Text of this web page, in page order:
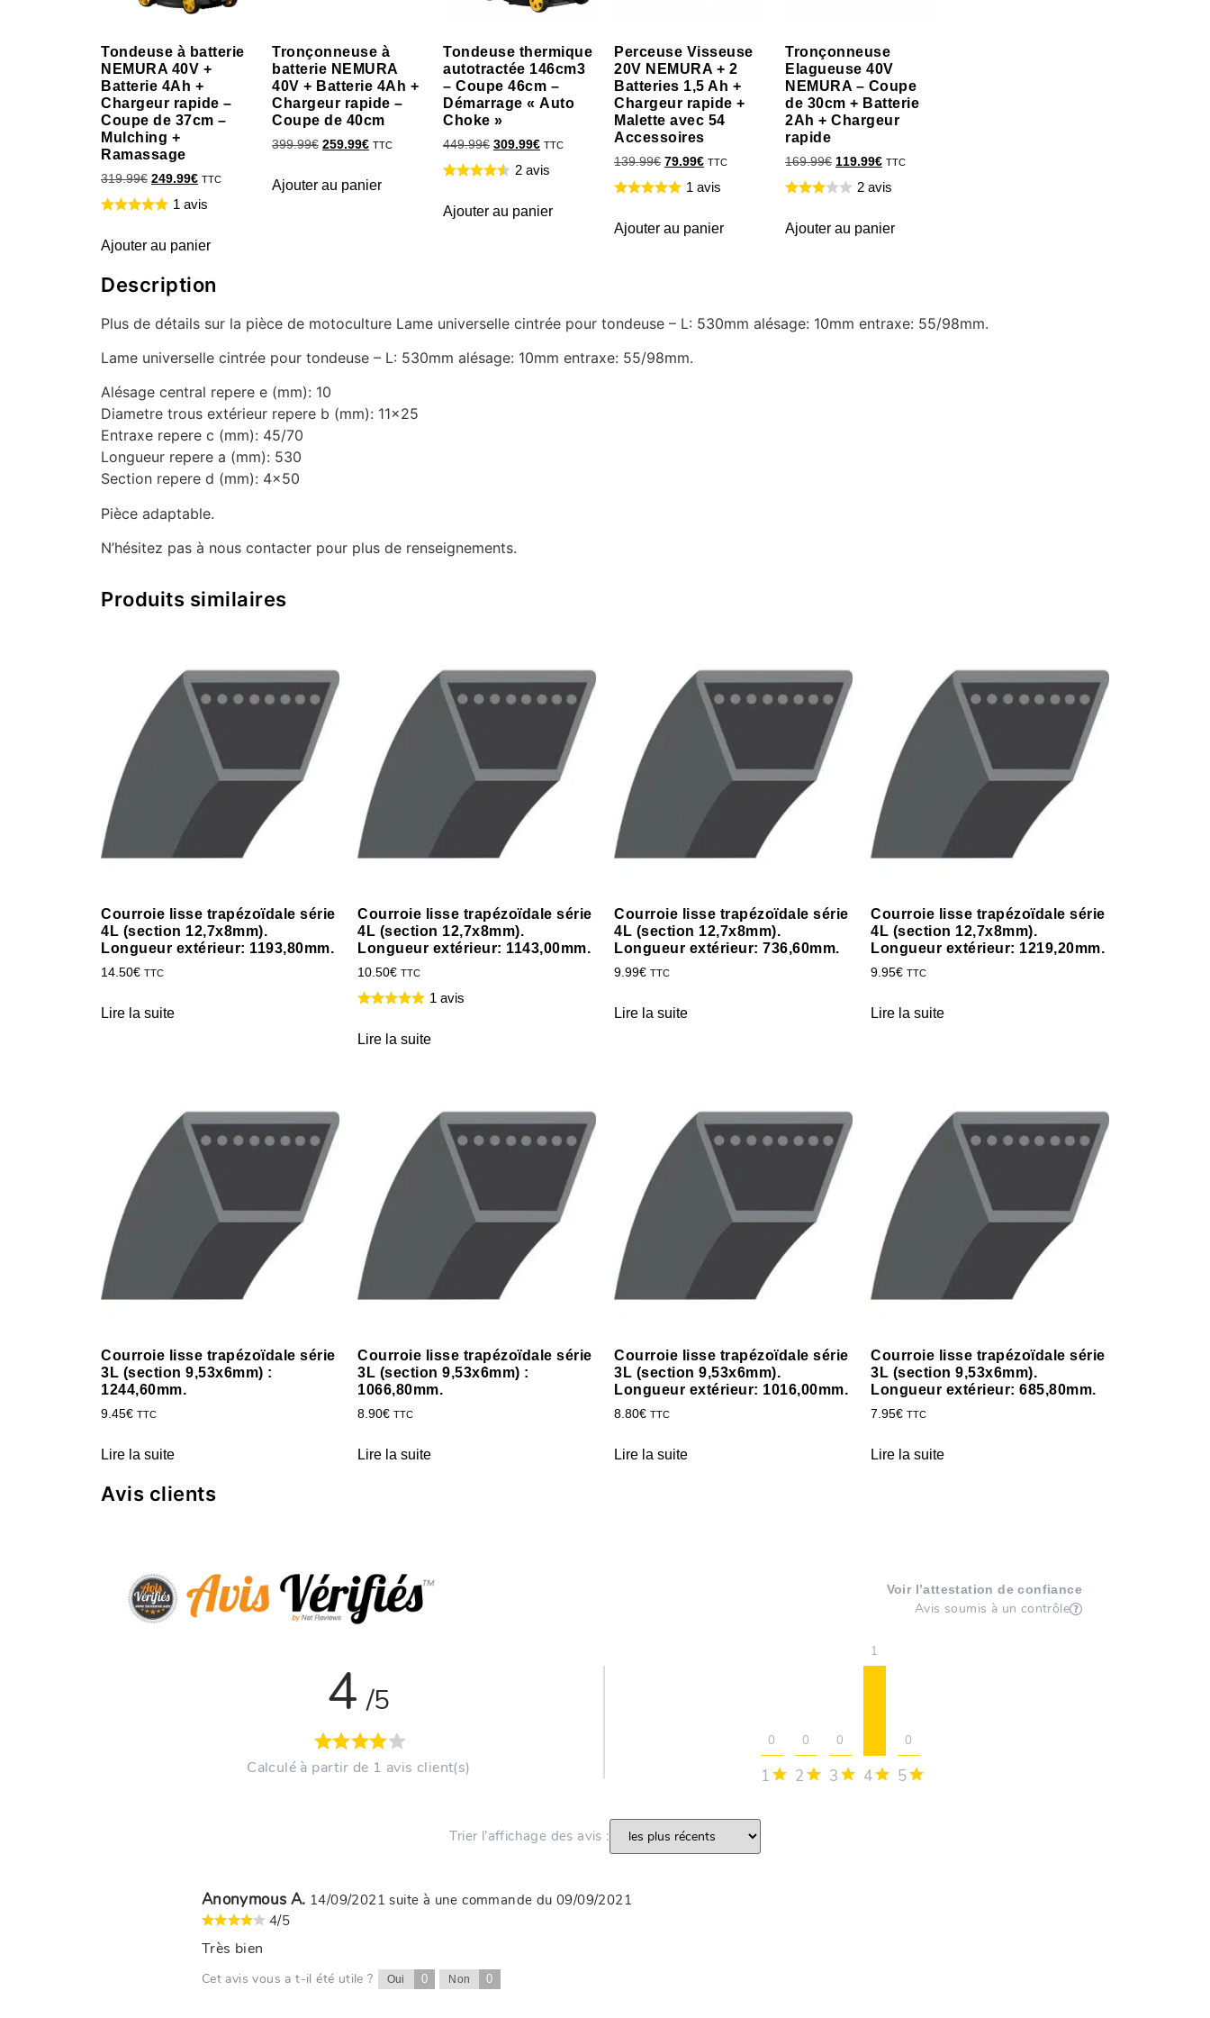
Tondeuse à batterie
NEMURA 40V +
Batterie 4Ah +
Chargeur rapide –
Coupe de 37cm –
Mulching +
Ramassage
319.99€ 249.99€ TTC
1 avis
Ajouter au panier
Tronçonneuse à
batterie NEMURA
40V + Batterie 4Ah +
Chargeur rapide –
Coupe de 40cm
399.99€ 259.99€ TTC
Ajouter au panier
Tondeuse thermique
autotractée 146cm3
– Coupe 46cm –
Démarrage « Auto
Choke »
449.99€ 309.99€ TTC
2 avis
Ajouter au panier
Perceuse Visseuse
20V NEMURA + 2
Batteries 1,5 Ah +
Chargeur rapide +
Malette avec 54
Accessoires
139.99€ 79.99€ TTC
1 avis
Ajouter au panier
Tronçonneuse
Elagueuse 40V
NEMURA – Coupe
de 30cm + Batterie
2Ah + Chargeur
rapide
169.99€ 119.99€ TTC
2 avis
Ajouter au panier
Description
Plus de détails sur la pièce de motoculture Lame universelle cintrée pour tondeuse – L: 530mm alésage: 10mm entraxe: 55/98mm.
Lame universelle cintrée pour tondeuse – L: 530mm alésage: 10mm entraxe: 55/98mm.
Alésage central repere e (mm): 10
Diametre trous extérieur repere b (mm): 11×25
Entraxe repere c (mm): 45/70
Longueur repere a (mm): 530
Section repere d (mm): 4×50
Pièce adaptable.
N’hésitez pas à nous contacter pour plus de renseignements.
Produits similaires
Courroie lisse trapézoïdale série
4L (section 12,7x8mm).
Longueur extérieur: 1193,80mm.
14.50€ TTC
Lire la suite
Courroie lisse trapézoïdale série
4L (section 12,7x8mm).
Longueur extérieur: 1143,00mm.
10.50€ TTC
1 avis
Lire la suite
Courroie lisse trapézoïdale série
4L (section 12,7x8mm).
Longueur extérieur: 736,60mm.
9.99€ TTC
Lire la suite
Courroie lisse trapézoïdale série
4L (section 12,7x8mm).
Longueur extérieur: 1219,20mm.
9.95€ TTC
Lire la suite
Courroie lisse trapézoïdale série
3L (section 9,53x6mm) :
1244,60mm.
9.45€ TTC
Lire la suite
Courroie lisse trapézoïdale série
3L (section 9,53x6mm) :
1066,80mm.
8.90€ TTC
Lire la suite
Courroie lisse trapézoïdale série
3L (section 9,53x6mm).
Longueur extérieur: 1016,00mm.
8.80€ TTC
Lire la suite
Courroie lisse trapézoïdale série
3L (section 9,53x6mm).
Longueur extérieur: 685,80mm.
7.95€ TTC
Lire la suite
Avis clients
Voir l’attestation de confiance
Avis soumis à un contrôle
4 /5
Calculé à partir de 1 avis client(s) 1
0
2
0
3
0
4
1
5
0
Trier l’affichage des avis :
Anonymous A. 14/09/2021 suite à une commande du 09/09/2021
4/5
Très bien
Cet avis vous a t-il été utile ? Oui 0 Non 0